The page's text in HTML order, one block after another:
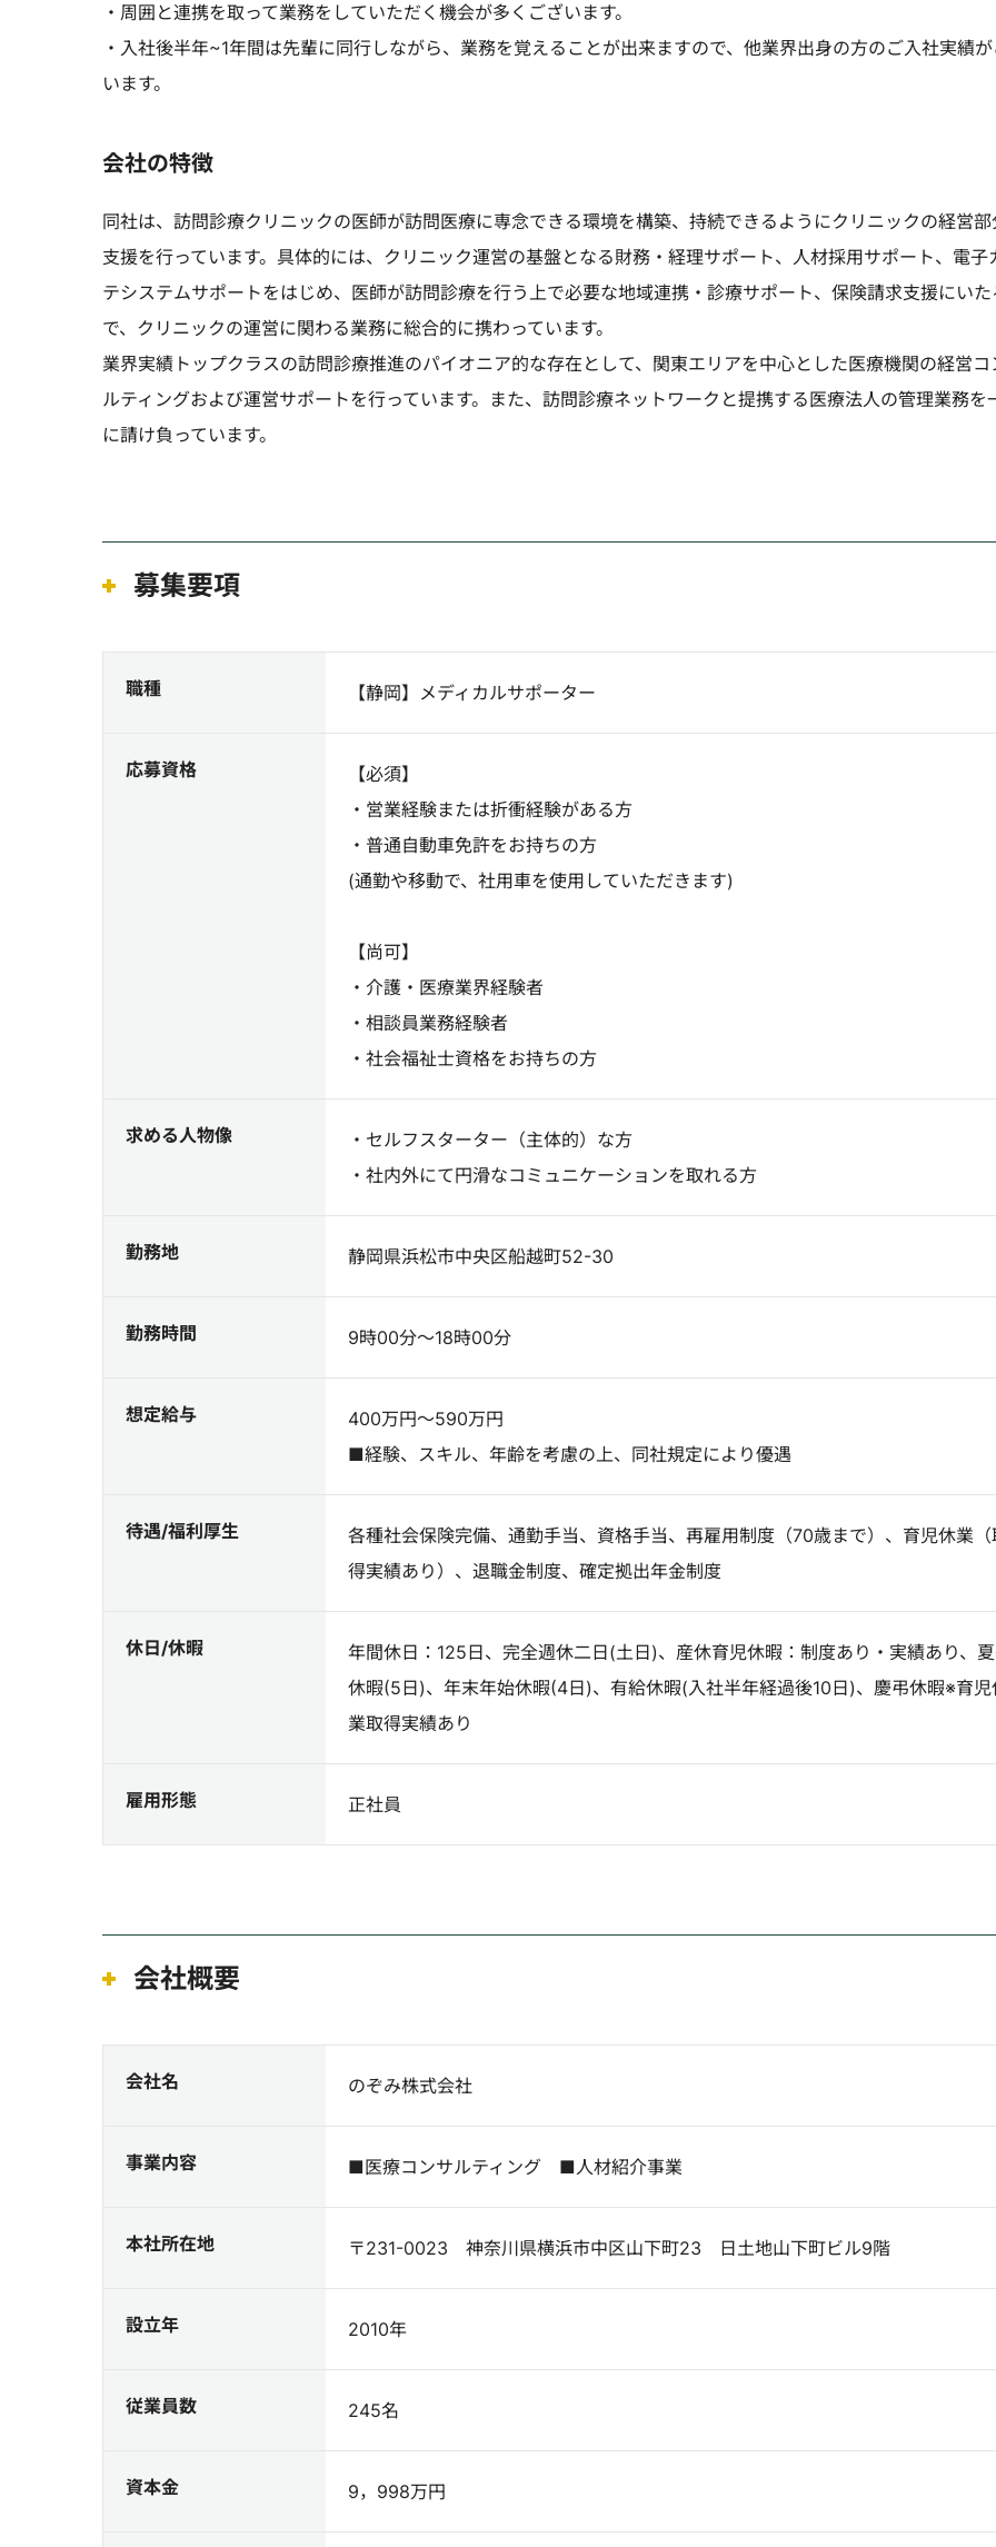
・周囲と連携を取って業務をしていただく機会が多くございます。
・入社後半年~1年間は先輩に同行しながら、業務を覚えることが出来ますので、他業界出身の方のご入社実績
います。
会社の特徴
同社は、訪問診療クリニックの医師が訪問医療に専念できる環境を構築、持続できるようにクリニックの経営部
支援を行っています。具体的には、クリニック運営の基盤となる財務・経理サポート、人材採用サポート、電子
テシステムサポートをはじめ、医師が訪問診療を行う上で必要な地域連携・診療サポート、保険請求支援にいた
で、クリニックの運営に関わる業務に総合的に携わっています。
業界実績トップクラスの訪問診療推進のパイオニア的な存在として、関東エリアを中心とした医療機関の経営コ
ルティングおよび運営サポートを行っています。また、訪問診療ネットワークと提携する医療法人の管理業務を
に請け負っています。
募集要項
職種 【静岡】メディカルサポーター
応募資格
【必須】
・営業経験または折衝経験がある方
・普通自動車免許をお持ちの方
(通勤や移動で、社用車を使用していただきます)
【尚可】
・介護・医療業界経験者
・相談員業務経験者
・社会福祉士資格をお持ちの方
求める人物像
・セルフスターター（主体的）な方
・社内外にて円滑なコミュニケーションを取れる方
勤務地 静岡県浜松市中央区船越町52-30
勤務時間 9時00分～18時00分
想定給与
400万円～590万円
■経験、スキル、年齢を考慮の上、同社規定により優遇
待遇/福利厚生
各種社会保険完備、通勤手当、資格手当、再雇用制度（70歳まで）、育児休業（
得実績あり）、退職金制度、確定拠出年金制度
休日/休暇
年間休日：125日、完全週休二日(土日)、産休育児休暇：制度あり・実績あり、
休暇(5日)、年末年始休暇(4日)、有給休暇(入社半年経過後10日)、慶弔休暇※育児
業取得実績あり
雇用形態 正社員
会社概要
会社名 のぞみ株式会社
事業内容 ■医療コンサルティング ■人材紹介事業
本社所在地 〒231-0023 神奈川県横浜市中区山下町23 日土地山下町ビル9階
設立年 2010年
従業員数 245名
資本金 9，998万円